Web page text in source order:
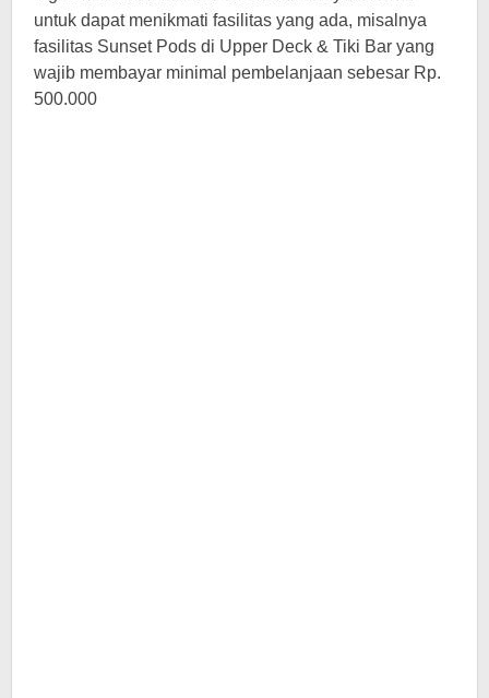
untuk dapat menikmati fasilitas yang ada, misalnya
fasilitas Sunset Pods di Upper Deck & Tiki Bar yang
wajib membayar minimal pembelanjaan sebesar Rp.
500.000